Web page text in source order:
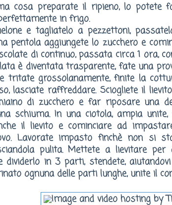
cosa preparate il ripieno, lo potete
in frigo.
e tagliatelo a pezzettoni,
pentola aggiungete lo zucchero e
di continuo, passata circa 1 ora,
è diventata trasparente, fate una
tritate grossolanamente, finite la
lasciate raffreddare. Sciogliete il
di zucchero e far riposare una
schiuma. In una ciotola, ampia
il lievito e cominciare ad
Lavorate impasto finchè non si
pulita. Mettete a lievitare per
dividerlo in 3 parti, stendete,
ognuna delle parti lunghe, unite il